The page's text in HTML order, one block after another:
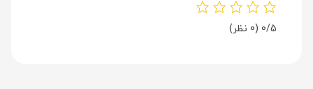
0/5 (0 نظر)